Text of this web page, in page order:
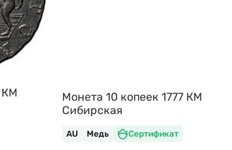
КМ
Монета 10 копеек 1777 КМ
Сибирская
AU Медь Сертификат